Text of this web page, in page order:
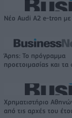
Νέο Audi A2 e-tron με
Άρης: Το πρόγραμμα
προετοιμασίας και τα
Χρηματιστήριο
από τις αρχές του